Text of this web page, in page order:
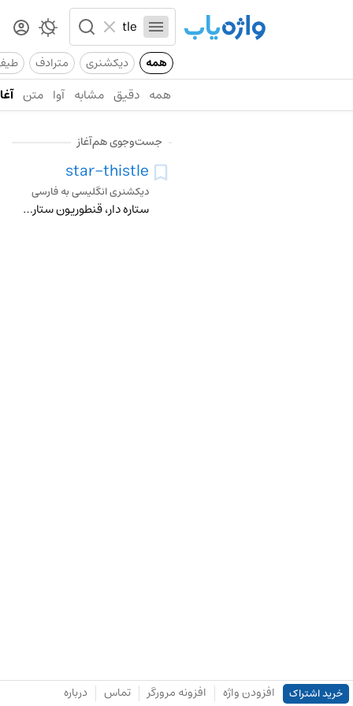
همه دیکشنری مترادف
همه دقیق مشابه آوا متن
جست‌وجوی هم‌آغاز
star-thistle
دیکشنری انگلیسی به فارسی
ستاره دار، قنطوریون ستاره ای، گل توری
خرید اشتراک افزودن واژه افزونه مرورگر تماس درباره